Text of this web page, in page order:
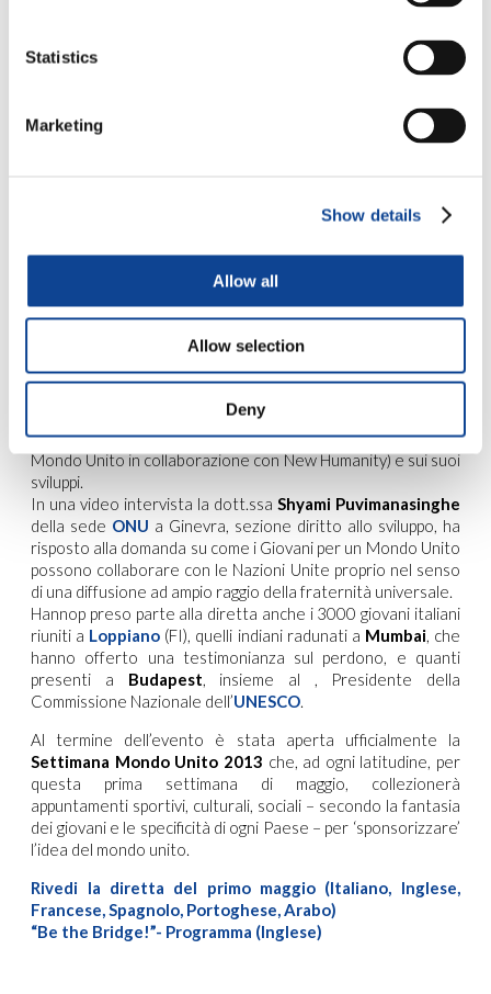
Statistics
Marketing
Show details
Allow all
Allow selection
Deny
Yedidya
animato dagli interventi del
emerito della Gran Sinagoga di Sydney e dal
prof. Alberto
Lo Presti, Professore di Storia del Pensiero Politico presso
(Interreligious Coordinating Council in Israel), alla presenza
Giuseppe Lazzarotto
e di
Momento culmine di “Be the
Bridge!” è stato ilprimo
mondiale, si è fatto il punto
sulloUnited World Project
promozione della fraternità
promosso dai Giovani per un
Mondo Unito in collaborazione con New Humanity) e sui suoi
sviluppi.
In una video intervista la dott.ssa Shyami Puvimanasinghe
della sede ONU a Ginevra, sezione diritto allo sviluppo, ha
risposto alla domanda su come i Giovani per un Mondo Unito
possono collaborare con le Nazioni Unite proprio nel senso
di una diffusione ad ampio raggio della fraternità universale.
Hannop preso parte alla diretta anche i 3000 giovani italiani
riuniti a Loppiano (FI), quelli indiani radunati a Mumbai, che
hanno offerto una testimonianza sul perdono, e quanti
presenti a Budapest, insieme al , Presidente della
Commissione Nazionale dell’UNESCO.
Al termine dell’evento è stata aperta ufficialmente la
Settimana Mondo Unito 2013 che, ad ogni latitudine, per
questa prima settimana di maggio, collezionerà
appuntamenti sportivi, culturali, sociali – secondo la fantasia
dei giovani e le specificità di ogni Paese – per ‘sponsorizzare’
l’idea del mondo unito.
Rivedi la diretta del primo maggio (Italiano, Inglese,
Francese, Spagnolo, Portoghese, Arabo)
“Be the Bridge!”- Programma (Inglese)